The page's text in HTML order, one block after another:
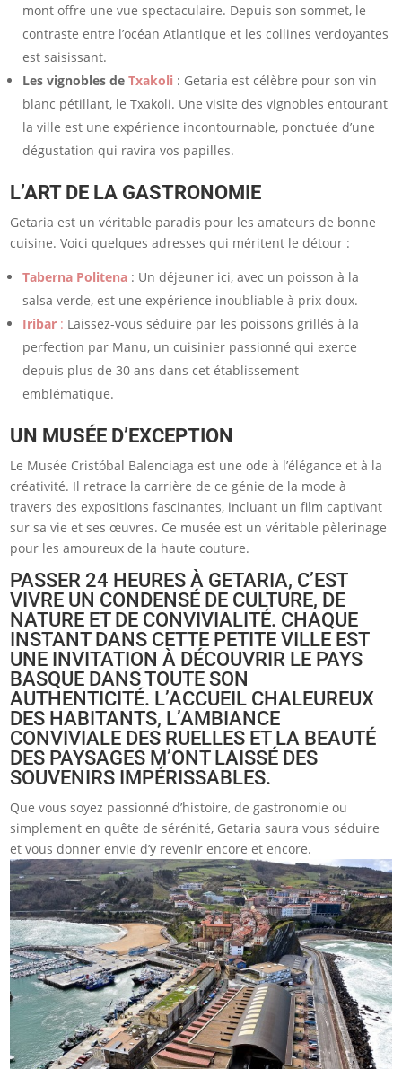
mont offre une vue spectaculaire. Depuis son sommet, le
contraste entre l’océan Atlantique et les collines verdoyantes
est saisissant.
Les vignobles deTxakoli : Getaria est célèbre pour son vin
blanc pétillant, le Txakoli. Une visite des vignobles entourant
la ville est une expérience incontournable, ponctuée d’une
dégustation qui ravira vos papilles.
L’ART DE LA GASTRONOMIE
Getaria est un véritable paradis pour les amateurs de bonne
cuisine. Voici quelques adresses qui méritent le détour :
Taberna Politena : Un déjeuner ici, avec un poisson à la
salsa verde, est une expérience inoubliable à prix doux.
Iribar : Laissez-vous séduire par les poissons grillés à la
perfection par Manu, un cuisinier passionné qui exerce
depuis plus de 30 ans dans cet établissement
emblématique.
UN MUSÉE D’EXCEPTION
Le Musée Cristóbal Balenciaga est une ode à l’élégance et à la
créativité. Il retrace la carrière de ce génie de la mode à
travers des expositions fascinantes, incluant un film captivant
sur sa vie et ses œuvres. Ce musée est un véritable pèlerinage
pour les amoureux de la haute couture.
PASSER 24 HEURES À GETARIA, C’EST
VIVRE UN CONDENSÉ DE CULTURE, DE
NATURE ET DE CONVIVIALITÉ. CHAQUE
INSTANT DANS CETTE PETITE VILLE EST
UNE INVITATION À DÉCOUVRIR LE PAYS
BASQUE DANS TOUTE SON
AUTHENTICITÉ. L’ACCUEIL CHALEUREUX
DES HABITANTS, L’AMBIANCE
CONVIVIALE DES RUELLES ET LA BEAUTÉ
DES PAYSAGES M’ONT LAISSÉ DES
SOUVENIRS IMPÉRISSABLES.
Que vous soyez passionné d’histoire, de gastronomie ou
simplement en quête de sérénité, Getaria saura vous séduire
et vous donner envie d’y revenir encore et encore.